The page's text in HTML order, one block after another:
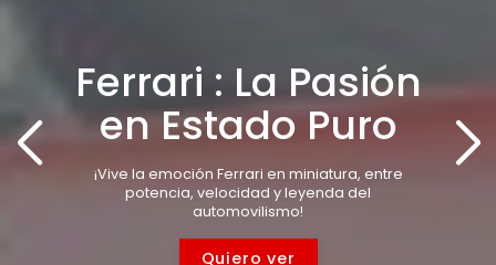
Perfecta entre
Lujo y
Rendimiento
Redescubre la elegancia y el dinamismo de
BMW en versión miniatura, ¡para una colección
con carácter!